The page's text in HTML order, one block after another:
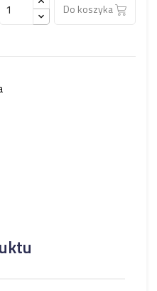
Do koszyka